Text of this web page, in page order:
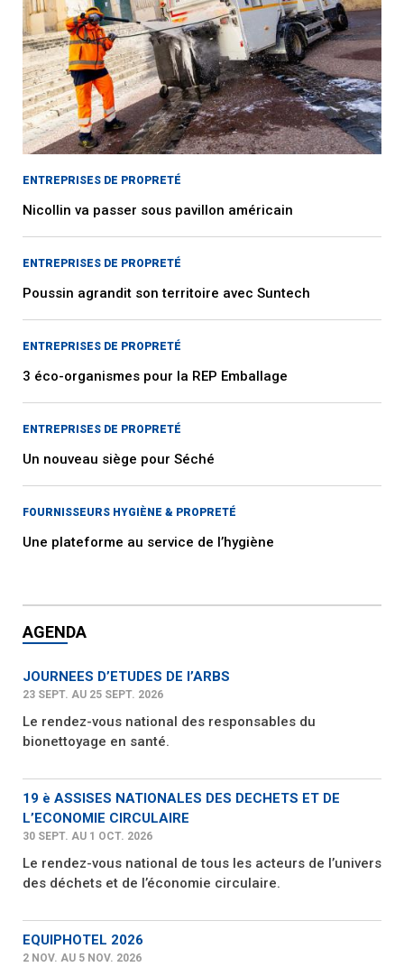
ENTREPRISES DE PROPRETÉ
Nicollin va passer sous pavillon américain
ENTREPRISES DE PROPRETÉ
Poussin agrandit son territoire avec Suntech
ENTREPRISES DE PROPRETÉ
3 éco-organismes pour la REP Emballage
ENTREPRISES DE PROPRETÉ
Un nouveau siège pour Séché
FOURNISSEURS HYGIÈNE & PROPRETÉ
Une plateforme au service de l’hygiène
AGENDA
JOURNEES D’ETUDES DE l’ARBS
23 SEPT. AU 25 SEPT. 2026
Le rendez-vous national des responsables du
bionettoyage en santé.
19 è ASSISES NATIONALES DES DECHETS ET DE
L’ECONOMIE CIRCULAIRE
30 SEPT. AU 1 OCT. 2026
Le rendez-vous national de tous les acteurs de l’univers
des déchets et de l’économie circulaire.
EQUIPHOTEL 2026
2 NOV. AU 5 NOV. 2026